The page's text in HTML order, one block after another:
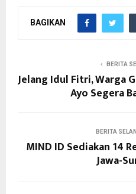
BAGIKAN
BERITA
Jelang Idul Fitri, Warga
Ayo Segera
BERITA
MIND ID Sediakan 14
Jawa-